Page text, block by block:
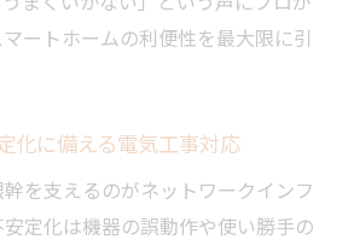
ートホームの利便性を最大限に引
化に備える電気工事対応
を支えるのがネットワークインフ
定化は機器の誤動作や使い勝手の